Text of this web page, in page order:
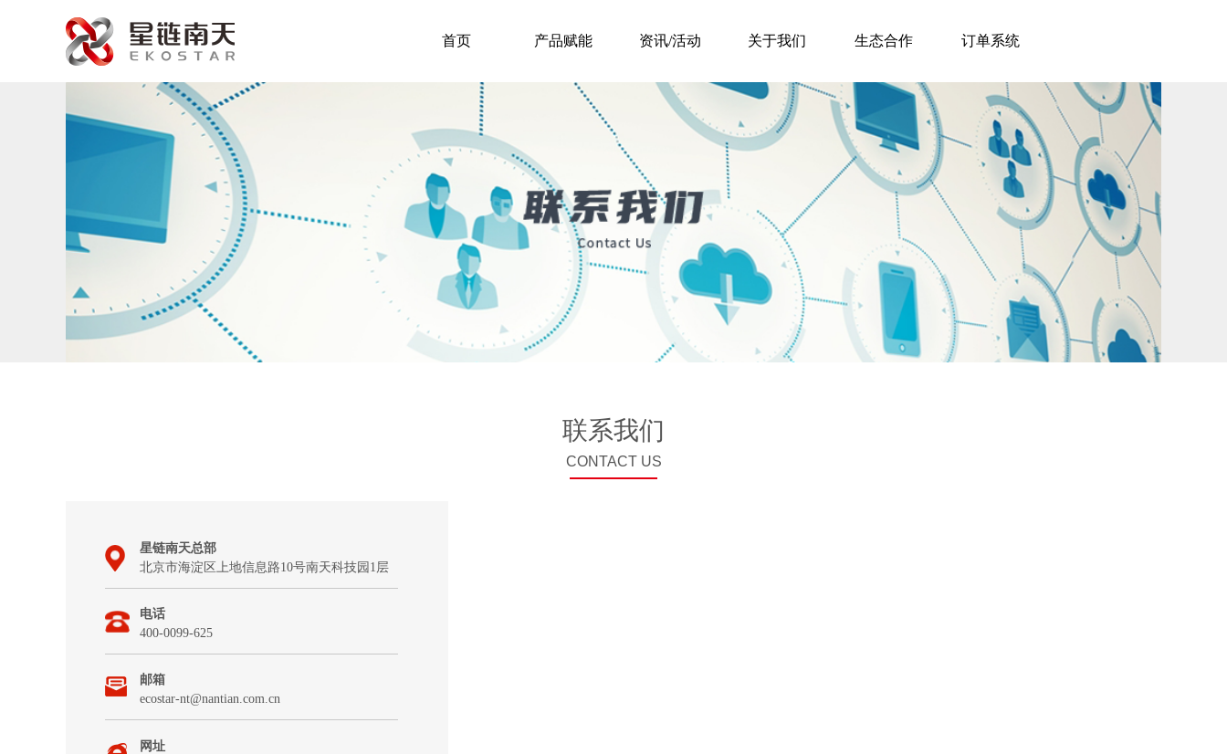
首页 产品赋能 资讯/活动 关于我们 生态合作 订单系统
联系我们
CONTACT US
星链南天总部
北京市海淀区上地信息路10号南天科技园1层
电话
400-0099-625
邮箱
ecostar-nt@nantian.com.cn
网址